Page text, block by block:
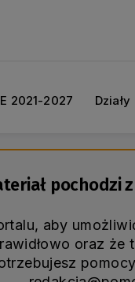
2021-2027 Działy
pochodzi
aby
oraz